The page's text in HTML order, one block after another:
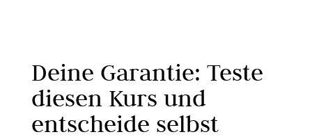
Deine Garantie: Teste
diesen Kurs und
entscheide selbst